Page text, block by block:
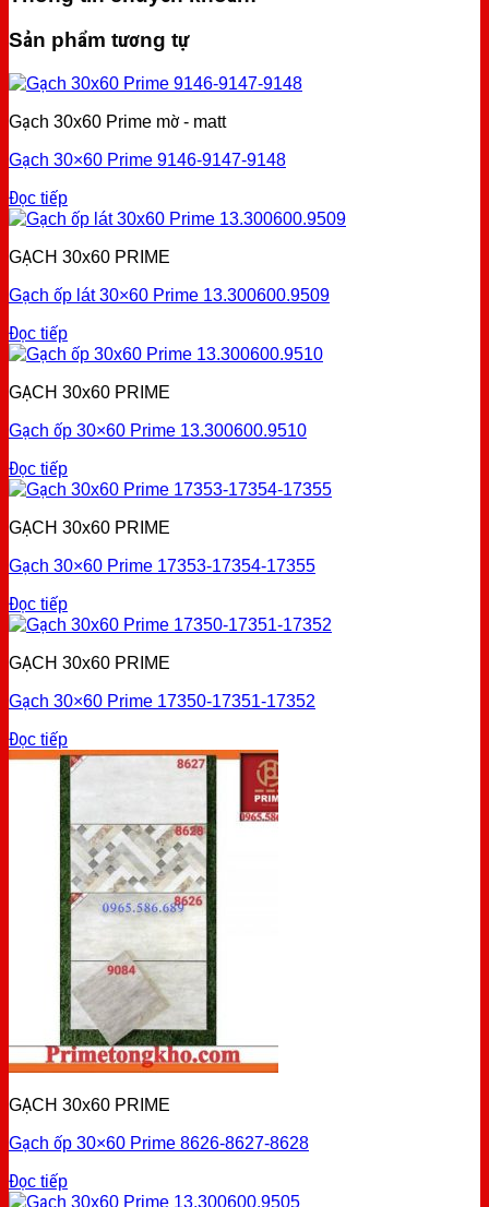
Sản phẩm tương tự
Gạch 30x60 Prime mờ - matt
Gạch 30×60 Prime 9146-9147-9148
Đọc tiếp
GẠCH 30x60 PRIME
Gạch ốp lát 30×60 Prime 13.300600.9509
Đọc tiếp
GẠCH 30x60 PRIME
Gạch ốp 30×60 Prime 13.300600.9510
Đọc tiếp
GẠCH 30x60 PRIME
Gạch 30×60 Prime 17353-17354-17355
Đọc tiếp
GẠCH 30x60 PRIME
Gạch 30×60 Prime 17350-17351-17352
Đọc tiếp
GẠCH 30x60 PRIME
Gạch ốp 30×60 Prime 8626-8627-8628
Đọc tiếp